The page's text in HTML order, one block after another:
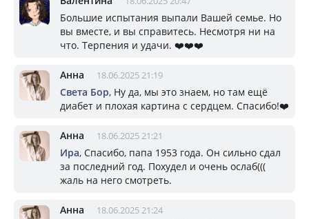
Большие испытания выпали Вашей семье. Но
вы вместе, и вы справитесь. Несмотря ни на
что. Терпения и удачи. ❤️❤️❤️
Анна 18.06.2025 21:19
Света Бор, Ну да, мы это знаем, но там ещё
диабет и плохая картина с сердцем. Спасибо!❤️
Анна 18.06.2025 21:21
Ира, Спасибо, папа 1953 года. Он сильно сдал
за последний год. Похудел и очень ослаб(((
жаль на него смотреть.
Анна 18.06.2025 21:24